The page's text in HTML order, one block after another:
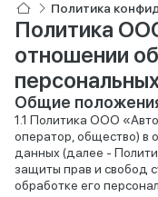
Политика
Политика
отношении
Общие
Политика ООО
оператор, общество) в
данных (далее -
защиты прав и свобод
обработке его